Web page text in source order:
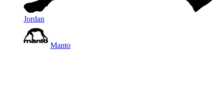
Jordan
Manto